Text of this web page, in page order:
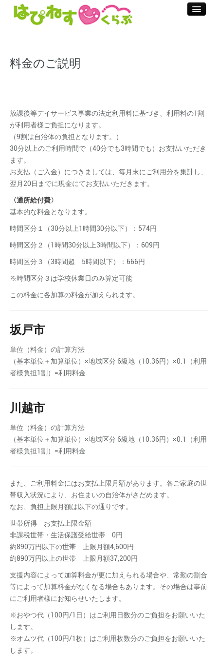
ご利用方法
加算料金のご説明
支援プログラム
プール・ダンス療育
お問合せ
料金のご説明
放課後等デイサービス事業の法定利用料に基づき、利用料の1割
が利用者様ご負担になります。
（9割は自治体の負担となります。）
30分以上のご利用時間で（40分でも3時間でも）お支払いただき
ます。
お支払（ご入金）につきましては、毎月末にご利用分を集計し、
翌月20日までに現金にてお支払いただきます。
〈通所給付費〉
基本的な料金となります。
時間区分１（30分以上1時間30分以下）：574円
時間区分２（1時間30分以上3時間以下）：609円
時間区分３（3時間超 5時間以下）：666円
※時間区分３は学校休業日のみ算定可能
この料金に各加算の料金が加えられます。
坂戸市
単位（料金）の計算方法
（基本単位＋加算単位）×地域区分 6級地（10.36円）×0.1（利用
者様負担1割）=利用料金
川越市
単位（料金）の計算方法
（基本単位＋加算単位）×地域区分 6級地（10.36円）×0.1（利用
者様負担1割）=利用料金
また、ご利用料金にはお支払上限月額があります。各ご家庭の世
帯収入状況により、お住まいの自治体がさだめます。
なお、負担上限月額は以下の通りです。
世帯所得 お支払上限金額
非課税世帯・生活保護受給世帯 0円
約890万円以下の世帯 上限月額4,600円
約890万円以上の世帯 上限月額37,200円
支援内容によって加算料金が更に加えられる場合や、常勤の割合
等によって加算料金がなくなる場合もあります。その場合は事前
にご利用者様にお知らせいたします。
※おやつ代（100円/1日）はご利用日数分のご負担をお願いいた
します。
※オムツ代（100円/1枚）はご利用枚数分のご負担をお願いいた
します。